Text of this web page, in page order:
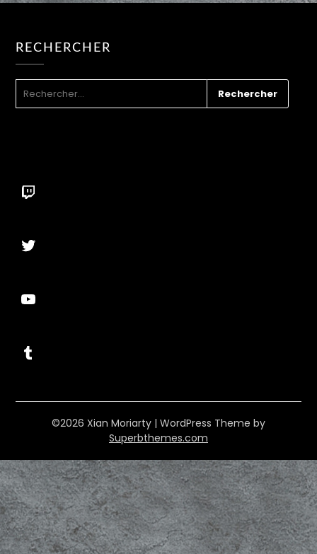
RECHERCHER
Twitch
Twitter
YouTube
Tumblr
©2026 Xian Moriarty | WordPress Theme by
Superbthemes.com